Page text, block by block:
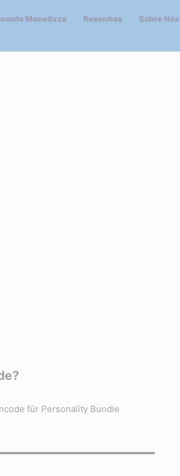
Monetizze Resenhas
Sobre Nós
für Personality Bundle